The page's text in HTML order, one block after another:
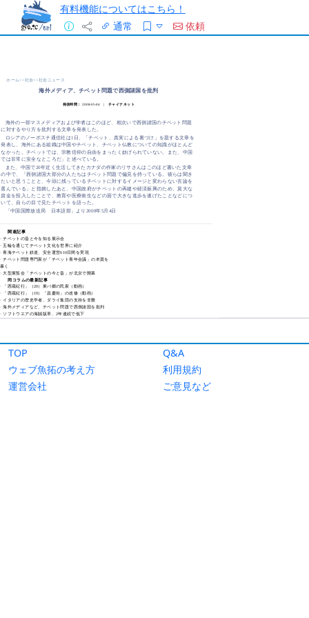
有料機能についてはこちら！
通常
依頼
TOP
Q&A
ウェブ魚拓の考え方
利用規約
運営会社
ご意見など